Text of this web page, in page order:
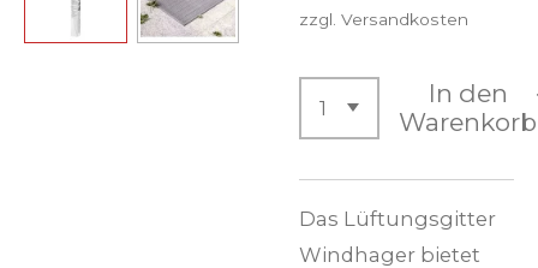
zzgl. Versandkosten
In den
Warenkorb
Das Lüftungsgitter
Windhager bietet